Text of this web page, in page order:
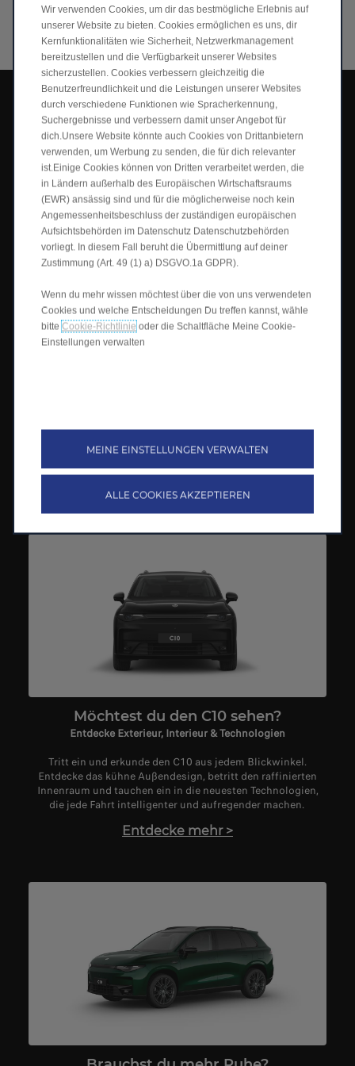
ENTDECKE ANDERE
ANTRIEBSSTRÄNGE
Benötigst du mehr Autonomie?
Kombiniert die Leichtigkeit des elektrischen Fahrens mit der
Freiheit, weiter zu fahren. Der hintere Elektromotor sorgt für
eine ruhige Fahrt, während ein Frontmotor bei Bedarf leise
l/100 km; CO₂-Emission 38 g/km CO₂-Klasse: B; Bei
Klasse: E****
Möchtest du den C10 sehen?
Entdecke Exterieur, Interieur & Technologien
Tritt ein und erkunde den C10 aus jedem Blickwinkel.
Entdecke das kühne Außendesign, betritt den raffinierten
Innenraum und tauchen ein in die neuesten Technologien,
die jede Fahrt intelligenter und aufregender machen.
Entdecke mehr>
Wir verwenden Cookies, um dir das bestmögliche Erlebnis auf
unserer Website zu bieten. Cookies ermöglichen es uns, dir
Kernfunktionalitäten wie Sicherheit, Netzwerkmanagement
bereitzustellen und die Verfügbarkeit unserer Websites
sicherzustellen. Cookies verbessern gleichzeitig die
Benutzerfreundlichkeit und die Leistungen unserer Websites
durch verschiedene Funktionen wie Spracherkennung,
Suchergebnisse und verbessern damit unser Angebot für
dich.Unsere Website könnte auch Cookies von Drittanbietern
verwenden, um Werbung zu senden, die für dich relevanter
ist.Einige Cookies können von Dritten verarbeitet werden, die
in Ländern außerhalb des Europäischen Wirtschaftsraums
(EWR) ansässig sind und für die möglicherweise noch kein
Angemessenheitsbeschluss der zuständigen europäischen
Aufsichtsbehörden im Datenschutz Datenschutzbehörden
vorliegt. In diesem Fall beruht die Übermittlung auf deiner
Zustimmung (Art. 49 (1) a) DSGVO.1a GDPR).
Wenn du mehr wissen möchtest über die von uns verwendeten
Cookies und welche Entscheidungen Du treffen kannst, wähle
bitte Cookie-Richtlinie oder die Schaltfläche Meine Cookie-
Einstellungen verwalten
MEINE EINSTELLUNGEN VERWALTEN
ALLE COOKIES AKZEPTIEREN